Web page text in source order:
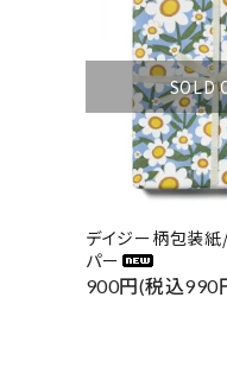
SOLD
デイジー柄包装紙
パー
900円(税込990